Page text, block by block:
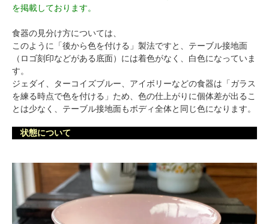
を掲載しております。
食器の見分け方については、
このように「後から色を付ける」製法ですと、テーブル接地面
（ロゴ刻印などがある底面）には着色がなく、白色になっていま
す。
ジェダイ、ターコイズブルー、アイボリーなどの食器は「ガラス
を練る時点で色を付ける」ため、色の仕上がりに個体差が出るこ
とは少なく、テーブル接地面もボディ全体と同じ色になります。
状態について